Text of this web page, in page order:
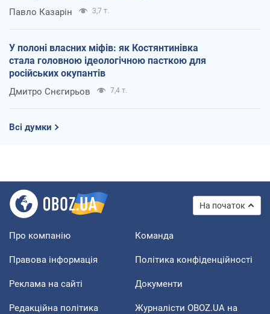
Павло Казарін 3,7 т.
У полоні власних міфів: як Костянтинівка
стала головною ідеологічною пасткою для
російських окупантів
Дмитро Снєгирьов 7,4 т.
Всі думки
На початок
Про компанію Команда
Правова інформація Політика конфіденційності
Реклама на сайті Документи
Редакційна політика
Журналісти OBOZ.UA на